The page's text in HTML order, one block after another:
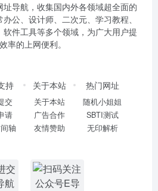
导航，收集国内外各领域超全面的
公、设计师、二次元、学习教程、
件工具等多个领域，为广大用户提
率的上网便利。
持
交
请
轴
关于本站
关于本站
广告合作
友情赞助
热门网址
随机小姐姐
SBTI测试
无印解析